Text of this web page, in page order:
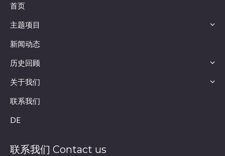
首页
主题项目
新闻动态
历史回顾
关于我们
联系我们
DE
联系我们 Contact us